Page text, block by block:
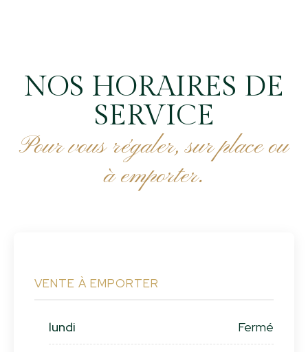
NOS HORAIRES DE
SERVICE
Pour vous régaler, sur place ou
à emporter.
VENTE À EMPORTER
lundi Fermé